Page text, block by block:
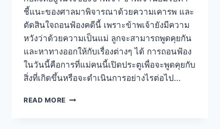
ชี้แนะของศาลมาพิจารณาด้วยความเคารพ และ
ตัดสินใจถอนฟ้องคดีนี้ เพราะข้าพเจ้ายังมีความ
หวังว่าด้วยความเป็นแม่ ลูกจะสามารถพูดคุยกัน
และหาทางออกให้กับเรื่องต่างๆ ได้ การถอนฟ้อง
ในวันนี้คือการที่แม่คนนี้เปิดประตูเพื่อจะพูดคุยกับ
สิ่งที่เกิดขึ้นหรือจะดำเนินการอย่างไรต่อไป…
READ MORE